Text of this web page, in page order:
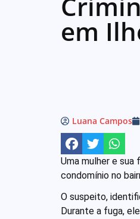
em
Luana Campos
Uma mulher e
condomínio no
O suspeito,
Durante a fuga,